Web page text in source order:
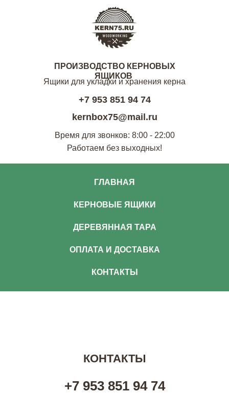
ПРОИЗВОДСТВО КЕРНОВЫХ
ЯЩИКОВ
Ящики для укладки и хранения керна
+7 953 851 94 74
Время для звонков: 8:00 - 22:00
Работаем без выходных!
kernbox75@mail.ru
ГЛАВНАЯ
КЕРНОВЫЕ ЯЩИКИ
ДЕРЕВЯННАЯ ТАРА
ОПЛАТА И ДОСТАВКА
КОНТАКТЫ
КОНТАКТЫ
+7 953 851 94 74